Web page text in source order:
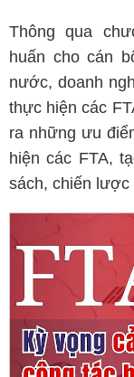
Thông qua
huấn cho cán
nước, doanh
thực hiện các
ra những ưu
hiện các FTA,
sách, chiến lược